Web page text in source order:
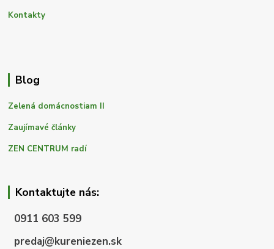
Kontakty
Blog
Zelená domácnostiam II
Zaujímavé články
ZEN CENTRUM radí
Kontaktujte nás:
0911 603 599
predaj@kureniezen.sk